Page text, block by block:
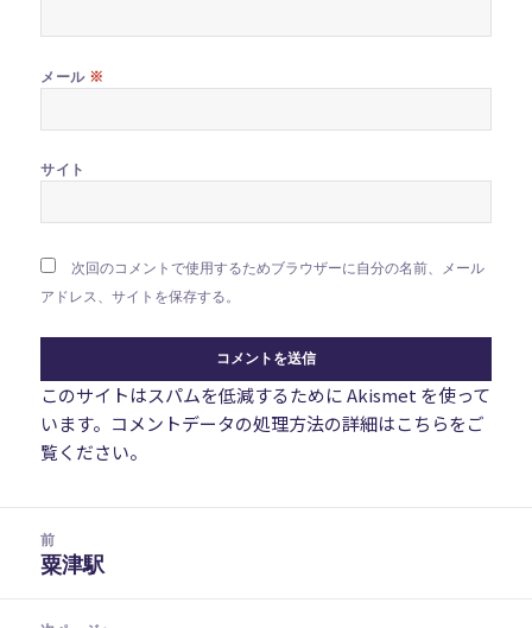
メール ※
サイト
次回のコメントで使用するためブラウザーに自分の名前、メール
アドレス、サイトを保存する。
このサイトはスパムを低減するために Akismet を使って
います。 コメントデータの処理方法の詳細はこちらをご
覧ください。
前
前
投
粟津駅